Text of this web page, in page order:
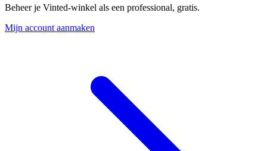
Beheer je Vinted-winkel als een professional, gratis.
Mijn account aanmaken